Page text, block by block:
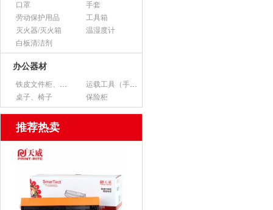
口罩
手套
劳动保护用品
工具箱
灭火器/灭火箱
温湿度计
白板清洁剂
办公器材
铁皮文件柜、货架
运载工具（手推车、平板车、梯子）
桌子、椅子
保险柜
推荐热卖